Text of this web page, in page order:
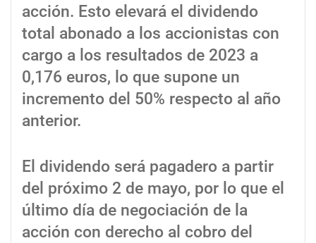
acción. Esto elevará el dividendo
total abonado a los accionistas con
cargo a los resultados de 2023 a
0,176 euros, lo que supone un
incremento del 50% respecto al año
anterior.
El dividendo será pagadero a partir
del próximo 2 de mayo, por lo que el
último día de negociación de la
acción con derecho al cobro del